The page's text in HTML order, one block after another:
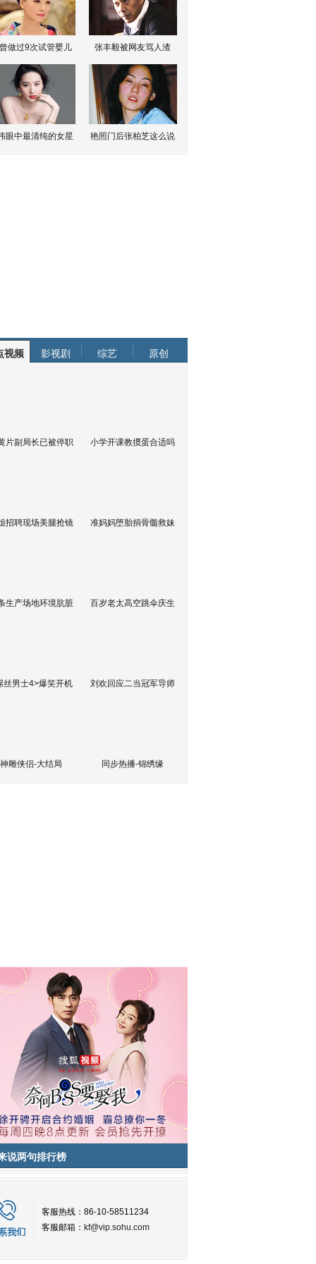
做过9次试管婴儿 张丰毅被网友骂人渣
眼中最清纯的女星 艳照门后张柏芝这么说
视频 影视剧 综艺 原创
片副局长已被停职 小学开课教掼蛋合适吗
招聘现场美腿抢镜 准妈妈堕胎捐骨髓救妹
生产场地环境肮脏 百岁老太高空跳伞庆生
丝男士4>爆笑开机 刘欢回应二当冠军导师
神雕侠侣-大结局 同步热播-锦绣缘
说两句排行榜
客服热线：86-10-58511234
客服邮箱： kf@vip.sohu.com